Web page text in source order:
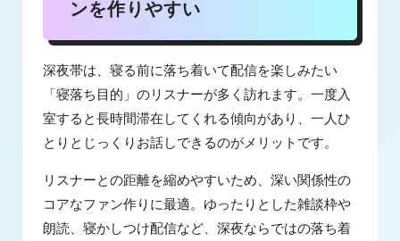
ンを作りやすい
深夜帯は、寝る前に落ち着いて配信を楽しみたい
「寝落ち目的」のリスナーが多く訪れます。一度入
室すると長時間滞在してくれる傾向があり、一人ひ
とりとじっくりお話しできるのがメリットです。
リスナーとの距離を縮めやすいため、深い関係性の
コアなファン作りに最適。ゆったりとした雑談枠や
朗読、寝かしつけ配信など、深夜ならではの落ち着